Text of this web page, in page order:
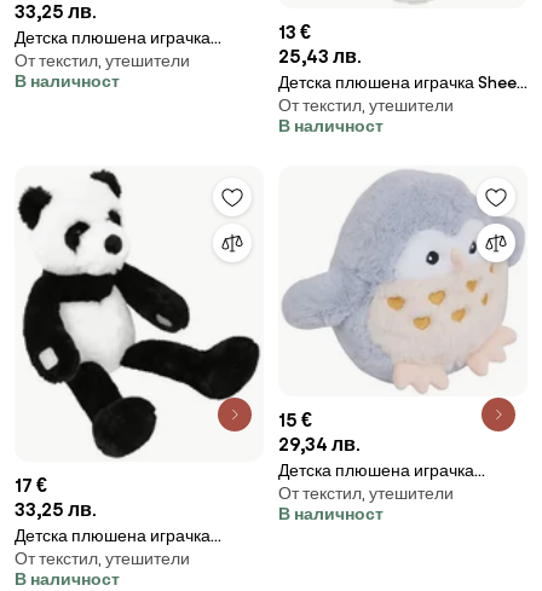
33,25 лв.
Детска плюшена играчка
atmosphera ,Frog Loes ,35 см
От текстил, утешители
В наличност
13 €
25,43 лв.
Детска плюшена играчка Sheep
Farm, 28 cm
От текстил, утешители
В наличност
17 €
33,25 лв.
Детска плюшена играчка
atmosphera, Panda Andy, 35 см
От текстил, утешители
В наличност
15 €
29,34 лв.
Детска плюшена играчка
atmosphera Frost, 20 cm
От текстил, утешители
В наличност